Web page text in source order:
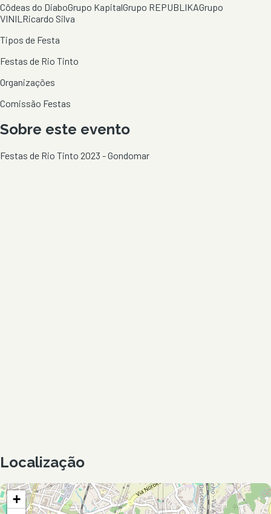
Côdeas do DiaboGrupo KapitalGrupo REPUBLIKAGrupo
VINIL Ricardo Silva
Tipos de Festa
Festas de Rio Tinto
Organizações
Comissão Festas
Sobre este evento
Festas de Rio Tinto 2023 - Gondomar
Localização
+